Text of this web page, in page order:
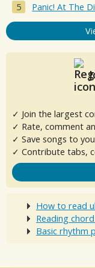
Panic! At The
✓ Join the largest
✓ Rate, comment
✓ Save songs to
✓ Contribute tabs,
How to read
Reading
Basic rhythm